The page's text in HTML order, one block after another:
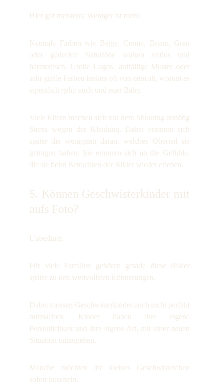
Hier gilt meistens: Weniger ist mehr.
Neutrale Farben wie Beige, Creme, Braun, Grau
oder gedeckte Naturtöne wirken zeitlos und
harmonisch. Große Logos, auffällige Muster oder
sehr grelle Farben lenken oft von dem ab, worum es
eigentlich geht: euch und euer Baby.
Viele Eltern machen sich vor dem Shooting unnötig
Stress wegen der Kleidung. Dabei erinnern sich
später die wenigsten daran, welches Oberteil sie
getragen haben. Sie erinnern sich an die Gefühle,
die sie beim Betrachten der Bilder wieder erleben.
5. Können Geschwisterkinder mit
aufs Foto?
Unbedingt.
Für viele Familien gehören gerade diese Bilder
später zu den wertvollsten Erinnerungen.
Dabei müssen Geschwisterkinder auch nicht perfekt
mitmachen. Kinder haben ihre eigene
Persönlichkeit und ihre eigene Art, mit einer neuen
Situation umzugehen.
Manche möchten ihr kleines Geschwisterchen
sofort kuscheln.